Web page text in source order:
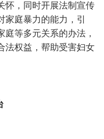
怀，同时开展法制宣传
庭暴力的能力，引
等多元关系的办法，
法权益，帮助受害妇女